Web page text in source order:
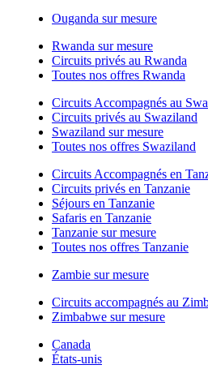
Ouganda sur mesure
Rwanda sur mesure
Circuits privés au Rwanda
Toutes nos offres Rwanda
Circuits Accompagnés au
Circuits privés au Swaziland
Swaziland sur mesure
Toutes nos offres Swaziland
Circuits Accompagnés en
Circuits privés en Tanzanie
Séjours en Tanzanie
Safaris en Tanzanie
Tanzanie sur mesure
Toutes nos offres Tanzanie
Zambie sur mesure
Circuits accompagnés au
Zimbabwe sur mesure
Canada
États-unis